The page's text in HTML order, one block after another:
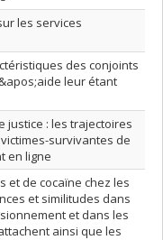
les services
des conjoints
leur étant
justice : les trajectoires
survivantes de
en ligne
et de cocaïne chez les
et similitudes dans
et dans les
ainsi que les